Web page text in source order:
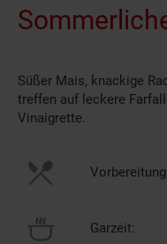
Süßer Mais, knackige
treffen auf leckere
Vinaigrette.
Garzeit: